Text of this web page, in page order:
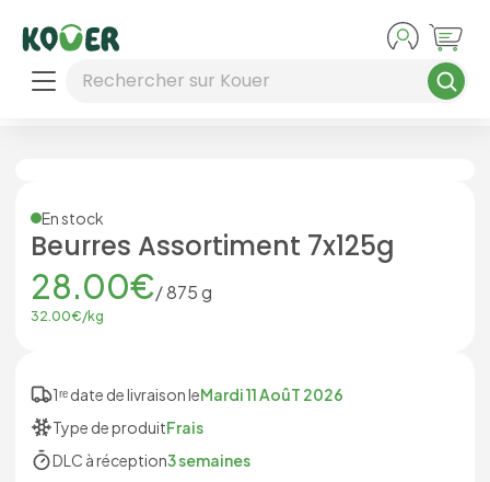
Rechercher sur Kouer
En stock
Beurres Assortiment 7x125g
28.00€/875g
32.00€/kg
1ʳᵉ date de livraison leMardi 11 AoûT 2026
Type de produitFrais
DLC à réception3 semaines